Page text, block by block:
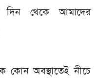
দিন থেকে আমাদের
কোন অবস্থাতেই নীচে